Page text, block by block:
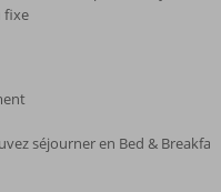
fixe
séjourner en Bed &